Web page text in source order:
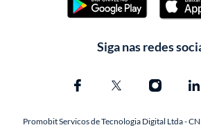
Siga nas redes
Promobit Servicos de Tecnologia Digital Ltda -